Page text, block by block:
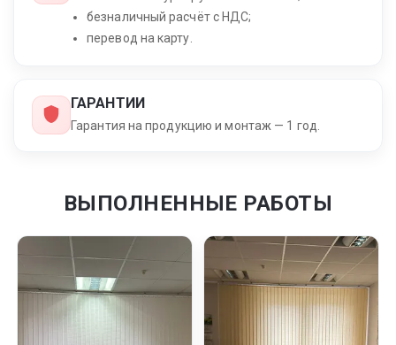
безналичный расчёт с НДС;
перевод на карту.
ГАРАНТИИ
Гарантия на продукцию и монтаж — 1 год.
ВЫПОЛНЕННЫЕ РАБОТЫ